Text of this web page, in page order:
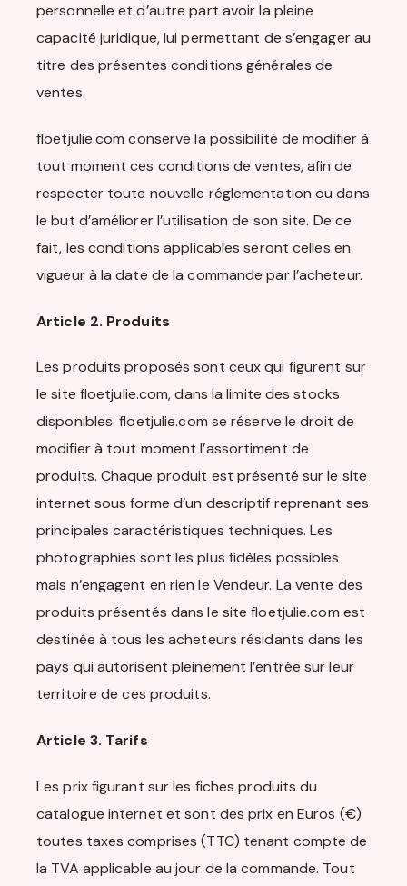
personnelle et d’autre part avoir la pleine
capacité juridique, lui permettant de s’engager au
titre des présentes conditions générales de
ventes.
floetjulie.com conserve la possibilité de modifier à
tout moment ces conditions de ventes, afin de
respecter toute nouvelle réglementation ou dans
le but d’améliorer l’utilisation de son site. De ce
fait, les conditions applicables seront celles en
vigueur à la date de la commande par l’acheteur.
Article 2. Produits
Les produits proposés sont ceux qui figurent sur
le site floetjulie.com, dans la limite des stocks
disponibles. floetjulie.com se réserve le droit de
modifier à tout moment l’assortiment de
produits. Chaque produit est présenté sur le site
internet sous forme d’un descriptif reprenant ses
principales caractéristiques techniques. Les
photographies sont les plus fidèles possibles
mais n’engagent en rien le Vendeur. La vente des
produits présentés dans le site floetjulie.com est
destinée à tous les acheteurs résidants dans les
pays qui autorisent pleinement l’entrée sur leur
territoire de ces produits.
Article 3. Tarifs
Les prix figurant sur les fiches produits du
catalogue internet et sont des prix en Euros (€)
toutes taxes comprises (TTC) tenant compte de
la TVA applicable au jour de la commande. Tout